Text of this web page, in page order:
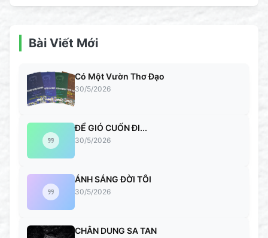
Bài Viết Mới
Có Một Vườn Thơ Đạo
30/5/2026
ĐỂ GIÓ CUỐN ĐI...
30/5/2026
ÁNH SÁNG ĐỜI TÔI
30/5/2026
CHÂN DUNG SA TAN